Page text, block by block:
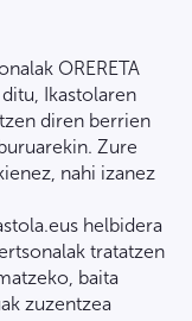
ORERETA
Ikastolaren
diren berrien
Zure
nahi izanez
helbidera
tratatzen
baita
zuzentzea